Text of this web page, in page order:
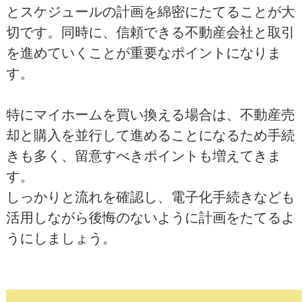
とスケジュールの計画を綿密にたてることが大
切です。同時に、信頼できる不動産会社と取引
を進めていくことが重要なポイントになりま
す。
特にマイホームを買い換える場合は、不動産売
却と購入を並行して進めることになるため手続
きも多く、留意すべきポイントも増えてきま
す。
しっかりと流れを確認し、電子化手続きなども
活用しながら後悔のないように計画をたてるよ
うにしましょう。